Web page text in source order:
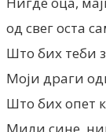
од свег оста
Што бих теби
Моји драги
Што бих опет
Мили сине,